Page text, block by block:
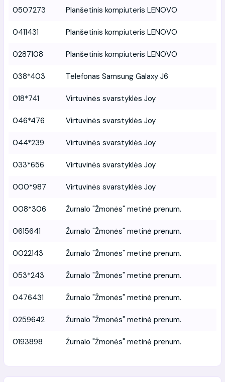
0507273 Planšetinis kompiuteris LENOVO
0411431 Planšetinis kompiuteris LENOVO
0287108 Planšetinis kompiuteris LENOVO
038*403 Telefonas Samsung Galaxy J6
018*741 Virtuvinės svarstyklės Joy
046*476 Virtuvinės svarstyklės Joy
044*239 Virtuvinės svarstyklės Joy
033*656 Virtuvinės svarstyklės Joy
000*987 Virtuvinės svarstyklės Joy
008*306 Žurnalo "Žmonės" metinė prenum.
0615641 Žurnalo "Žmonės" metinė prenum.
0022143 Žurnalo "Žmonės" metinė prenum.
053*243 Žurnalo "Žmonės" metinė prenum.
0476431 Žurnalo "Žmonės" metinė prenum.
0259642 Žurnalo "Žmonės" metinė prenum.
0193898 Žurnalo "Žmonės" metinė prenum.